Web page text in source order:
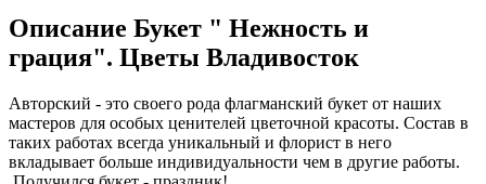
Описание Букет " Нежность и
грация". Цветы Владивосток
Авторский - это своего рода флагманский букет от наших
мастеров для особых ценителей цветочной красоты. Состав в
таких работах всегда уникальный и флорист в него
вкладывает больше индивидуальности чем в другие работы.